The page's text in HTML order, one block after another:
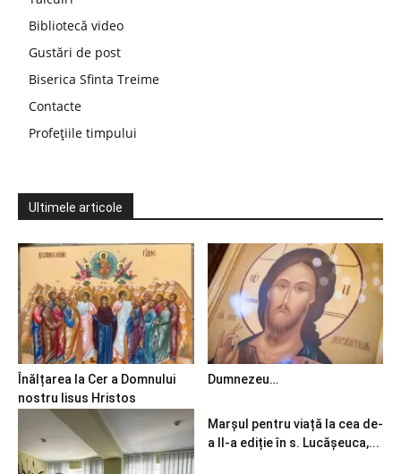
Bibliotecă video
Gustări de post
Biserica Sfinta Treime
Contacte
Profețiile timpului
Ultimele articole
Înălțarea la Cer a Domnului
nostru Iisus Hristos
Dumnezeu…
Marșul pentru viață la cea de-
a II-a ediție în s. Lucășeuca,...